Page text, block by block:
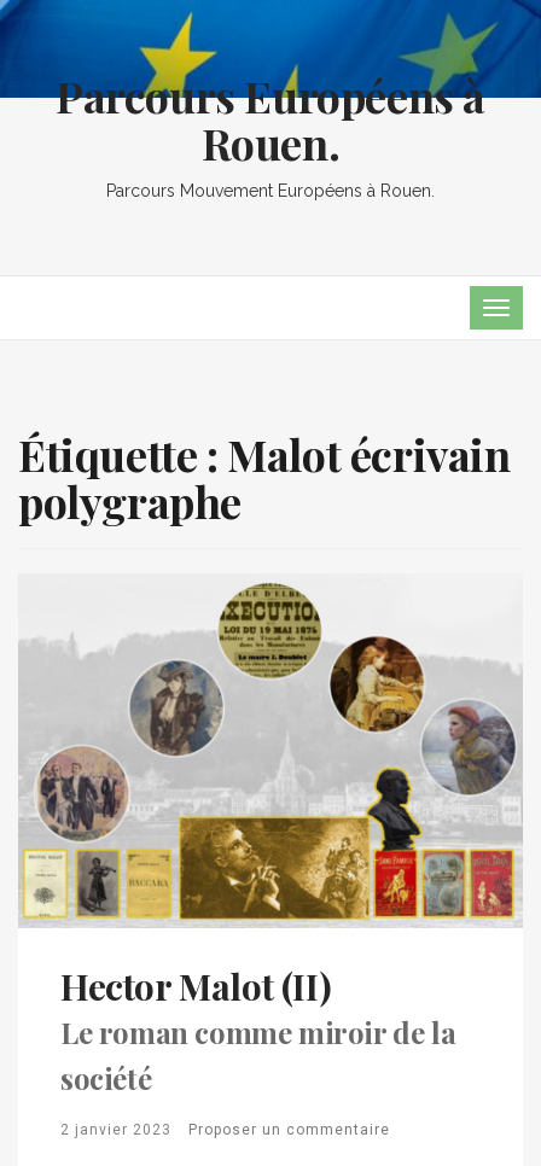
Parcours Européens à
Rouen.
Parcours Mouvement Européens à Rouen.
Étiquette : Malot écrivain
polygraphe
Hector Malot (II)
Le roman comme miroir de la
société
2 janvier 2023 Proposer un commentaire